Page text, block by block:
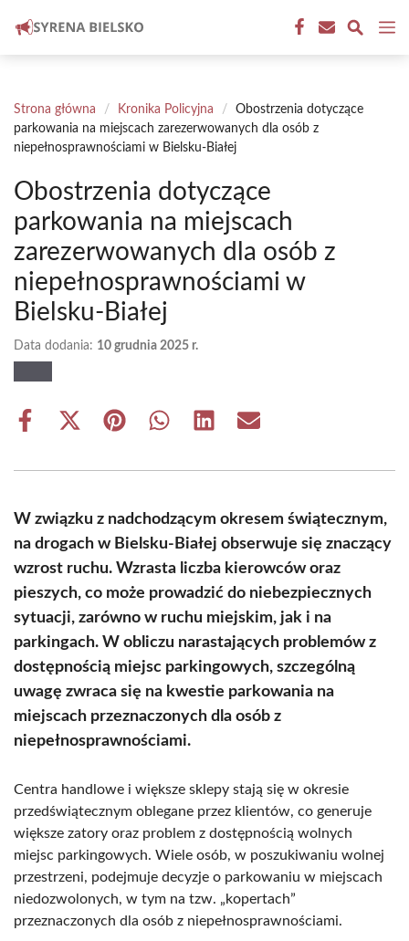
treści
Strona główna / Kronika Policyjna /
Obostrzenia dotyczące
parkowania na miejscach zarezerwowanych dla osób z
niepełnosprawnościami w Bielsku-Białej
Obostrzenia dotyczące
parkowania na miejscach
zarezerwowanych dla osób z
niepełnosprawnościami w
Bielsku-Białej
Data dodania: 10 grudnia 2025 r.
Share
Share
(Twitter)
Share Share Share Share
W związku z nadchodzącym okresem świątecznym,
na drogach w Bielsku-Białej obserwuje się znaczący
wzrost ruchu. Wzrasta liczba kierowców oraz
pieszych, co może prowadzić do niebezpiecznych
sytuacji, zarówno w ruchu miejskim, jak i na
parkingach. W obliczu narastających problemów z
dostępnością miejsc parkingowych, szczególną
uwagę zwraca się na kwestie parkowania na
miejscach przeznaczonych dla osób z
niepełnosprawnościami.
Centra handlowe i większe sklepy stają się w okresie
przedświątecznym oblegane przez klientów, co generuje
większe zatory oraz problem z dostępnością wolnych
miejsc parkingowych. Wiele osób, w poszukiwaniu wolnej
przestrzeni, podejmuje decyzje o parkowaniu w miejscach
niedozwolonych, w tym na tzw. „kopertach”
przeznaczonych dla osób z niepełnosprawnościami.